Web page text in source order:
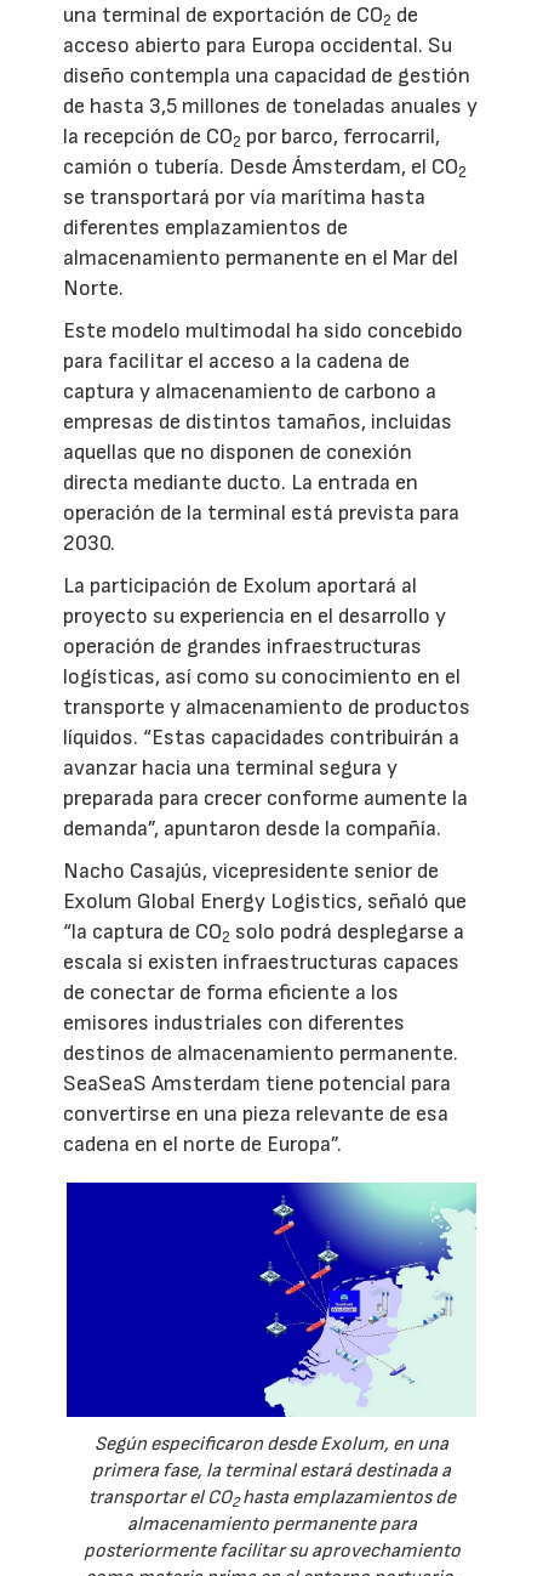
una terminal de exportación de CO2 de
acceso abierto para Europa occidental. Su
diseño contempla una capacidad de gestión
de hasta 3,5 millones de toneladas anuales y
la recepción de CO2 por barco, ferrocarril,
camión o tubería. Desde Ámsterdam, el CO2
se transportará por vía marítima hasta
diferentes emplazamientos de
almacenamiento permanente en el Mar del
Norte.
Este modelo multimodal ha sido concebido
para facilitar el acceso a la cadena de
captura y almacenamiento de carbono a
empresas de distintos tamaños, incluidas
aquellas que no disponen de conexión
directa mediante ducto. La entrada en
operación de la terminal está prevista para
2030.
La participación de Exolum aportará al
proyecto su experiencia en el desarrollo y
operación de grandes infraestructuras
logísticas, así como su conocimiento en el
transporte y almacenamiento de productos
líquidos. “Estas capacidades contribuirán a
avanzar hacia una terminal segura y
preparada para crecer conforme aumente la
demanda”, apuntaron desde la compañía.
Nacho Casajús, vicepresidente senior de
Exolum Global Energy Logistics, señaló que
“la captura de CO2 solo podrá desplegarse a
escala si existen infraestructuras capaces
de conectar de forma eficiente a los
emisores industriales con diferentes
destinos de almacenamiento permanente.
SeaSeaS Amsterdam tiene potencial para
convertirse en una pieza relevante de esa
cadena en el norte de Europa”.
Según especificaron desde Exolum, en una
primera fase, la terminal estará destinada a
transportar el CO2hasta emplazamientos de
almacenamiento permanente para
posteriormente facilitar su aprovechamiento